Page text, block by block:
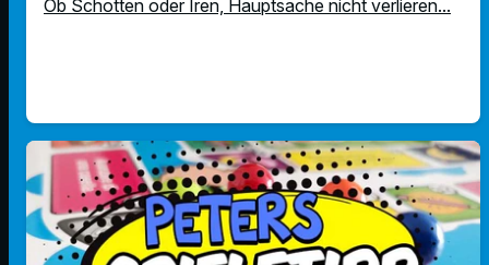
Ob Schotten oder Iren, Hauptsache nicht verlieren...